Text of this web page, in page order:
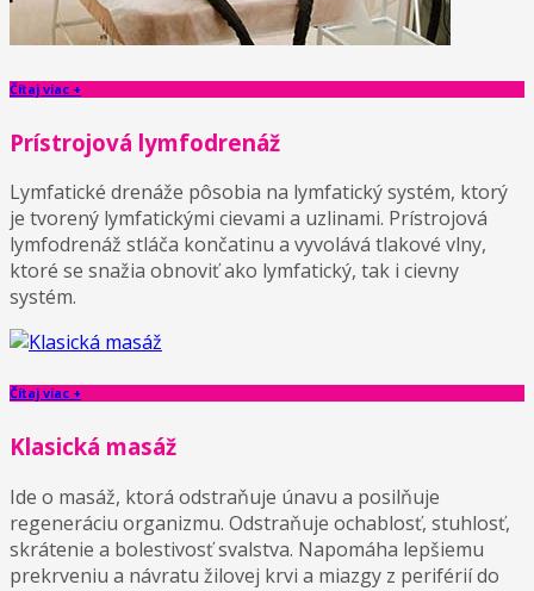
Čítaj viac +
Prístrojová lymfodrenáž
Lymfatické drenáže pôsobia na lymfatický systém, ktorý
je tvorený lymfatickými cievami a uzlinami. Prístrojová
lymfodrenáž stláča končatinu a vyvolává tlakové vlny,
ktoré se snažia obnoviť ako lymfatický, tak i cievny
systém.
Čítaj viac +
Klasická masáž
Ide o masáž, ktorá odstraňuje únavu a posilňuje
regeneráciu organizmu. Odstraňuje ochablosť, stuhlosť,
skrátenie a bolestivosť svalstva. Napomáha lepšiemu
prekrveniu a návratu žilovej krvi a miazgy z periférií do